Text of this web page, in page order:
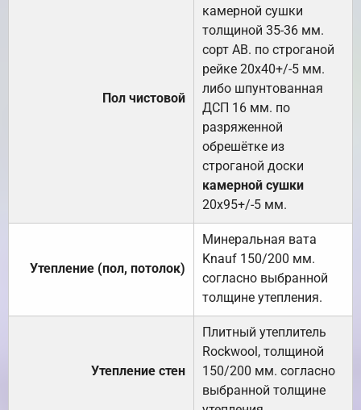
Пол чистовой
камерной сушки
толщиной 35-36 мм.
сорт АВ. по строганой
рейке 20х40+/-5 мм.
либо шпунтованная
ДСП 16 мм. по
разряженной
обрешётке из
строганой доски
камерной сушки
20х95+/-5 мм.
Утепление (пол, потолок)
Минеральная вата
Knauf 150/200 мм.
согласно выбранной
толщине утепления.
Утепление стен
Плитный утеплитель
Rockwool, толщиной
150/200 мм. согласно
выбранной толщине